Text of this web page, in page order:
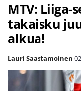
MTV: Liiga-
takaisku
alkua!
Lauri Saastamoinen